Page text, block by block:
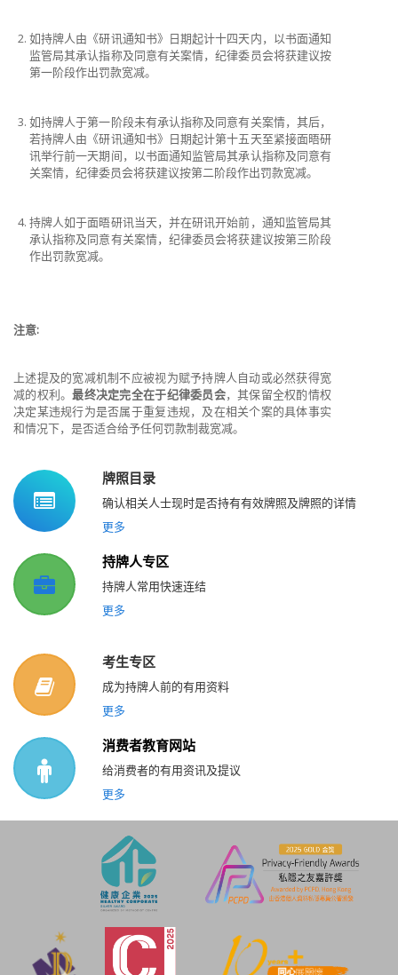
如持牌人由《研讯通知书》日期起计十四天内，以书面通知
监管局其承认指称及同意有关案情，纪律委员会将获建议按
第一阶段作出罚款宽减。
如持牌人于第一阶段未有承认指称及同意有关案情，其后，
若持牌人由《研讯通知书》日期起计第十五天至紧接面晤研
讯举行前一天期间，以书面通知监管局其承认指称及同意有
关案情，纪律委员会将获建议按第二阶段作出罚款宽减。
持牌人如于面晤研讯当天，并在研讯开始前，通知监管局其
承认指称及同意有关案情，纪律委员会将获建议按第三阶段
作出罚款宽减。
注意:
上述提及的宽减机制不应被视为赋予持牌人自动或必然获得宽
减的权利。最终决定完全在于纪律委员会，其保留全权酌情权
决定某违规行为是否属于重复违规，及在相关个案的具体事实
和情况下，是否适合给予任何罚款制裁宽减。
牌照目录
确认相关人士现时是否持有有效牌照及牌照的详情
更多
持牌人专区
持牌人常用快速连结
更多
考生专区
成为持牌人前的有用资料
更多
消费者教育网站
给消费者的有用资讯及提议
更多